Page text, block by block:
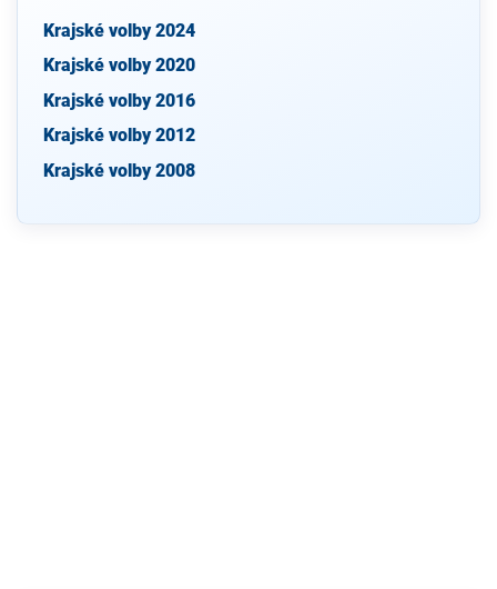
Krajské volby 2024
Krajské volby 2020
Krajské volby 2016
Krajské volby 2012
Krajské volby 2008